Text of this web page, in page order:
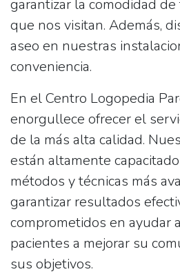
garantizar la comodidad
que nos visitan. Además,
aseo en nuestras
conveniencia.
En el Centro Logopedia
enorgullece ofrecer el
de la más alta calidad.
están altamente
métodos y técnicas más
garantizar resultados
comprometidos en ayudar
pacientes a mejorar su
sus objetivos.